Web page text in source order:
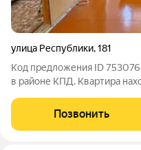
улица Республики,181
Код предложения ID
в районе КПД. Квартира
транспортная доступность
любое удобное для вас
Позвонить